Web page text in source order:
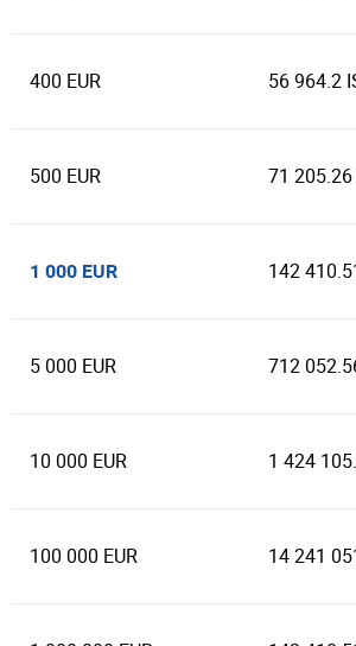
400 EUR 56 964.2
500 EUR 71 205.26
1 000 EUR 142
5 000 EUR 712
10 000 EUR 1 424
100 000 EUR 14 241